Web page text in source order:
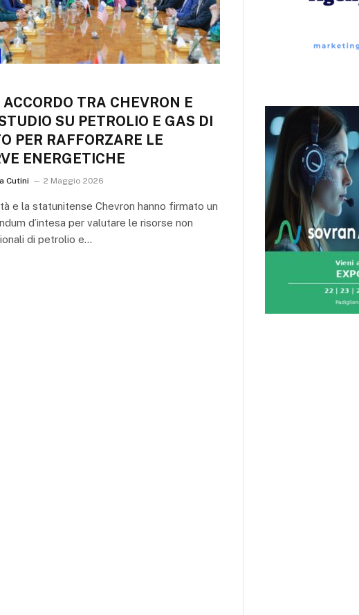
TRA CHEVRON E
SU PETROLIO E GAS DI
PER RAFFORZARE LE
ENERGETICHE
Cutini 2 Maggio 2026
e la statunitense Chevron hanno firmato un
d’intesa per valutare le risorse non
di petrolio e…